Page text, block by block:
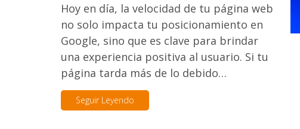
Hoy en día, la velocidad de tu página web
no solo impacta tu posicionamiento en
Google, sino que es clave para brindar
una experiencia positiva al usuario. Si tu
página tarda más de lo debido…
Seguir Leyendo